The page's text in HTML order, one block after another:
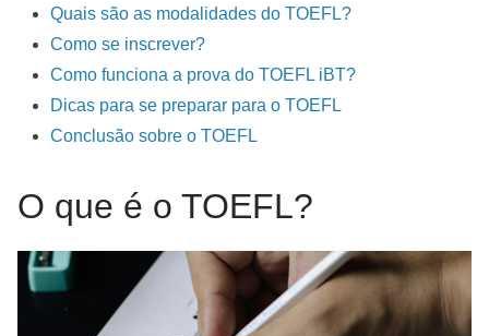
Quais são as modalidades do TOEFL?
Como se inscrever?
Como funciona a prova do TOEFL iBT?
Dicas para se preparar para o TOEFL
Conclusão sobre o TOEFL
O que é o TOEFL?